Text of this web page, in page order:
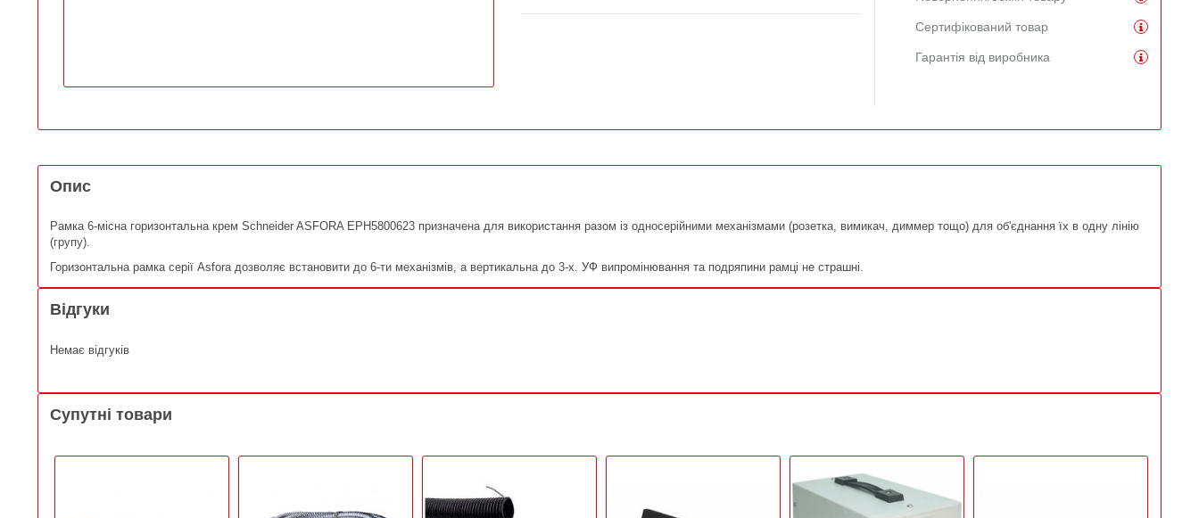
Сертифікований товар
Гарантія від виробника
Опис
Рамка 6-місна горизонтальна крем Schneider ASFORA EPH5800623 призначена для використання разом із односерійними механізмами (розетка, вимикач, диммер тощо) для об'єднання їх в одну лінію
(групу).
Горизонтальна рамка серії Asfora дозволяє встановити до 6-ти механізмів, а вертикальна до 3-х. УФ випромінювання та подряпини рамці не страшні.
Відгуки
Немає відгуків
Супутні товари